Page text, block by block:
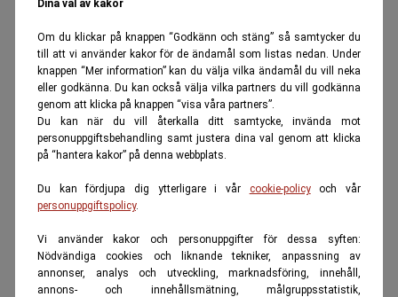
Dina val av kakor
Om du klickar på knappen “Godkänn och stäng” så samtycker du
till att vi använder kakor för de ändamål som listas nedan. Under
knappen “Mer information” kan du välja vilka ändamål du vill neka
eller godkänna. Du kan också välja vilka partners du vill godkänna
genom att klicka på knappen “visa våra partners”.
Du kan när du vill återkalla ditt samtycke, invända mot
personuppgiftsbehandling samt justera dina val genom att klicka
på “hantera kakor” på denna webbplats.
Du kan fördjupa dig ytterligare i vår cookie-policyoch vår
personuppgiftspolicy.
Vi använder kakor och personuppgifter för dessa syften:
Nödvändiga cookies och liknande tekniker, anpassning av
annonser, analys och utveckling, marknadsföring, innehåll,
annons- och innehållsmätning, målgruppsstatistik,